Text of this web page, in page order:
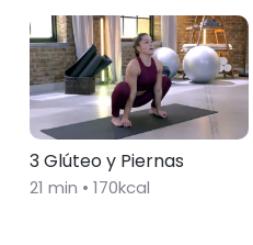
3 Glúteo y Piernas
21 min • 170kcal